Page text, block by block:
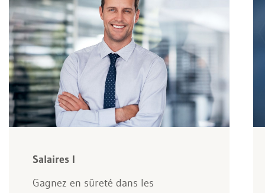
Salaires I
Gagnez en sûreté dans les